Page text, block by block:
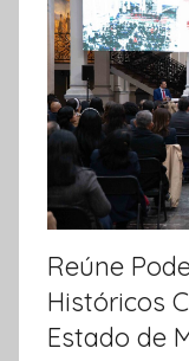
Reúne
Históricos
Estado de